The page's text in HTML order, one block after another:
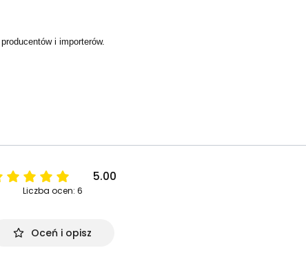
i importerów.
5.00
Liczba ocen: 6
Oceń i opisz